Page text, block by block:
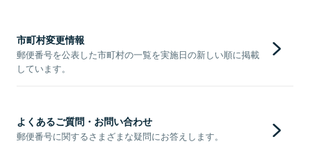
市町村変更情報
郵便番号を公表した市町村の一覧を実施日の新しい順に掲載
しています。
よくあるご質問・お問い合わせ
郵便番号に関するさまざまな疑問にお答えします。